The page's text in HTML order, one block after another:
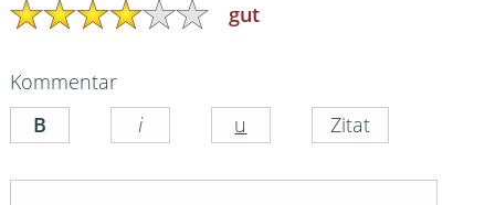
gut
Kommentar